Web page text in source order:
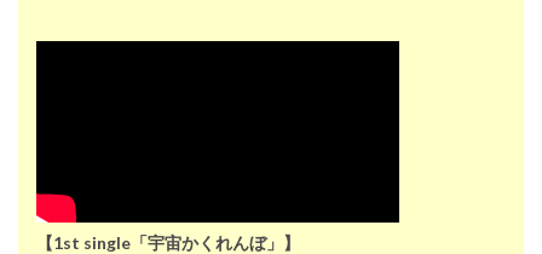
【1st single「宇宙かくれんぼ」】